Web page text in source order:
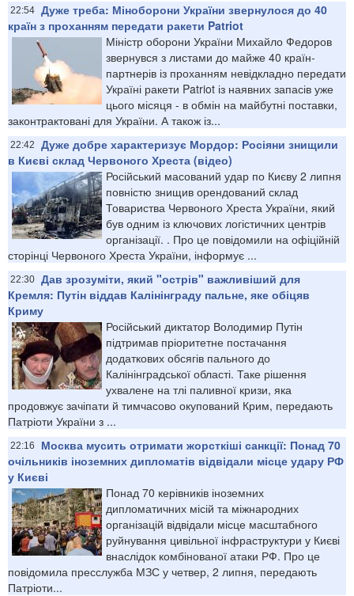
22:54 Дуже треба: Міноборони України звернулося до 40
країн з проханням передати ракети Patriot
Міністр оборони України Михайло Федоров
звернувся з листами до майже 40 країн-
партнерів із проханням невідкладно передати
Україні ракети Patriot із наявних запасів уже
цього місяця - в обмін на майбутні поставки,
законтрактовані для України. А також із...
22:42
Дуже добре характеризує Мордор: Росіяни знищили
в Києві склад Червоного Хреста (відео)
Російський масований удар по Києву 2 липня
повністю знищив орендований склад
Товариства Червоного Хреста України, який
був одним із ключових логістичних центрів
організації. . Про це повідомили на офіційній
сторінці Червоного Хреста України, інформує ...
22:30 Дав зрозуміти, який "острів" важливіший для
Кремля: Путін віддав Калінінграду пальне, яке обіцяв
Криму
Російський диктатор Володимир Путін
підтримав пріоритетне постачання
додаткових обсягів пального до
Калінінградської області. Таке рішення
ухвалене на тлі паливної кризи, яка
продовжує зачіпати й тимчасово окупований Крим, передають
Патріоти України з ...
22:16
Москва мусить отримати жорсткіші санкції: Понад 70
очільників іноземних дипломатів відвідали місце удару РФ
у Києві
Понад 70 керівників іноземних
дипломатичних місій та міжнародних
організацій відвідали місце масштабного
руйнування цивільної інфраструктури у Києві
внаслідок комбінованої атаки РФ. Про це
повідомила пресслужба МЗС у четвер, 2 липня, передають
Патріоти...